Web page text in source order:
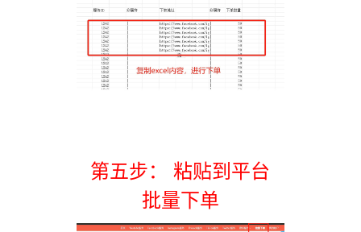
第五步： 粘贴到平台
批量下单